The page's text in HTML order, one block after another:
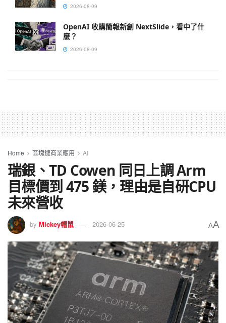
2026-08-09
OpenAI 收購簡報新創 NextSlide，看中了什
麼？
2026-08-09
Home 區塊鏈商業應用 AI
瑞銀、TD Cowen 同日上調 Arm
目標價到 475 鎂，理由是自研CPU
未來營收
by Mickey帽鼠 2026-06-25 AA